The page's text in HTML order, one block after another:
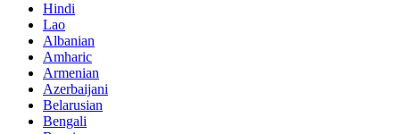
Hindi
Lao
Albanian
Amharic
Armenian
Azerbaijani
Belarusian
Bengali